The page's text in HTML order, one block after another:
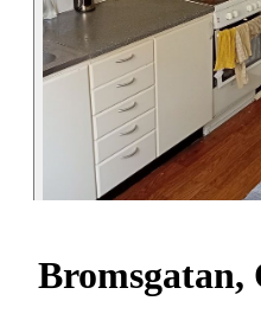
Bromsgatan,